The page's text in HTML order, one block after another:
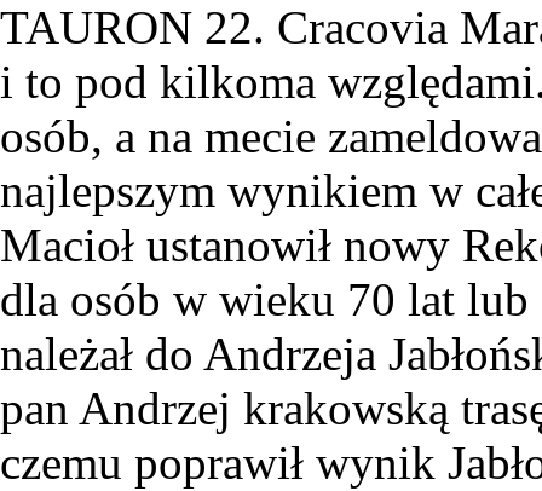
TAURON 22. Cracovia
i to pod kilkoma
osób, a na mecie
najlepszym wynikiem w
Macioł ustanowił nowy
dla osób w wieku 70 lat
należał do Andrzeja
pan Andrzej krakowską
czemu poprawił wynik